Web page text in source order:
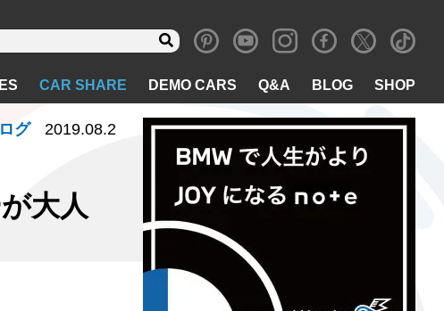
CAR SHARE DEMO CARS Q&A BLOG SHOP
大人
グ 2019.08.2